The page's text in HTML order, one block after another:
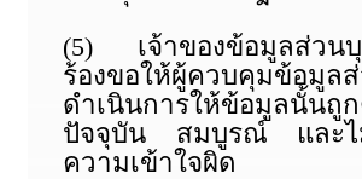
(5) เจ้าของข้อมูลส่วน
ร้องขอให้ผู้ควบคุมข้อมูล
ดำเนินการให้ข้อมูลนั้น
ปัจจุบัน สมบูรณ์ และไ
ความเข้าใจผิด